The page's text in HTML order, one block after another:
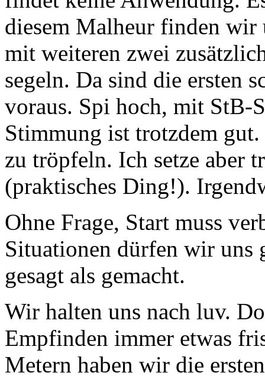
diesem Malheur finden wir
mit weiteren zwei
segeln. Da sind die ersten
voraus. Spi hoch, mit StB-
Stimmung ist trotzdem
zu tröpfeln. Ich setze aber
(praktisches Ding!).
Ohne Frage, Start muss
Situationen dürfen wir uns
gesagt als gemacht.
Wir halten uns nach luv.
Empfinden immer etwas
Metern haben wir die